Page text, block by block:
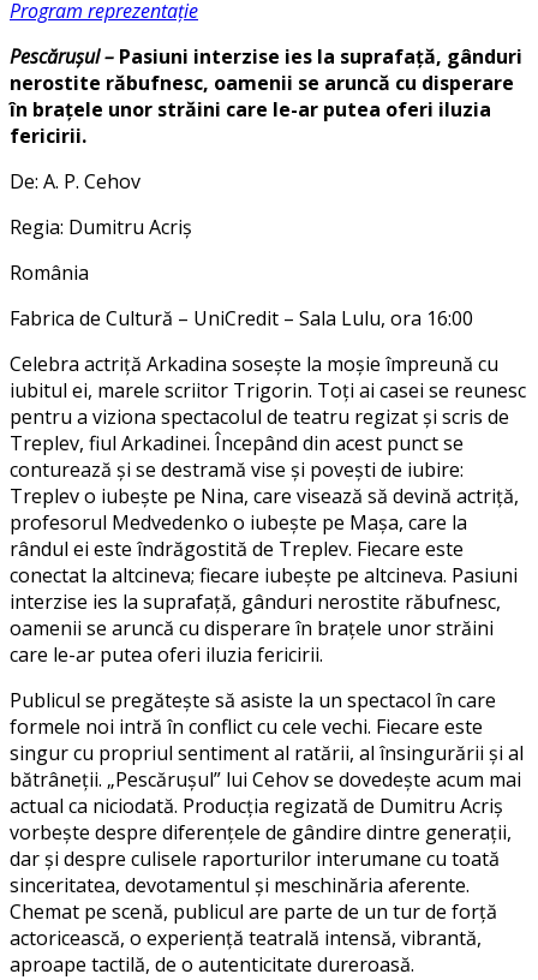
Program reprezentație
Pescărușul – Pasiuni interzise ies la suprafață, gânduri
nerostite răbufnesc, oamenii se aruncă cu disperare
în brațele unor străini care le-ar putea oferi iluzia
fericirii.
De: A. P. Cehov
Regia: Dumitru Acriș
România
Fabrica de Cultură – UniCredit – Sala Lulu, ora 16:00
Celebra actriță Arkadina sosește la moșie împreună cu
iubitul ei, marele scriitor Trigorin. Toți ai casei se reunesc
pentru a viziona spectacolul de teatru regizat și scris de
Treplev, fiul Arkadinei. Începând din acest punct se
conturează și se destramă vise și povești de iubire:
Treplev o iubește pe Nina, care visează să devină actriță,
profesorul Medvedenko o iubește pe Mașa, care la
rândul ei este îndrăgostită de Treplev. Fiecare este
conectat la altcineva; fiecare iubește pe altcineva. Pasiuni
interzise ies la suprafață, gânduri nerostite răbufnesc,
oamenii se aruncă cu disperare în brațele unor străini
care le-ar putea oferi iluzia fericirii.
Publicul se pregătește să asiste la un spectacol în care
formele noi intră în conflict cu cele vechi. Fiecare este
singur cu propriul sentiment al ratării, al însingurării și al
bătrâneții. „Pescărușul” lui Cehov se dovedește acum mai
actual ca niciodată. Producția regizată de Dumitru Acriș
vorbește despre diferențele de gândire dintre generații,
dar și despre culisele raporturilor interumane cu toată
sinceritatea, devotamentul și meschinăria aferente.
Chemat pe scenă, publicul are parte de un tur de forță
actoricească, o experiență teatrală intensă, vibrantă,
aproape tactilă, de o autenticitate dureroasă.